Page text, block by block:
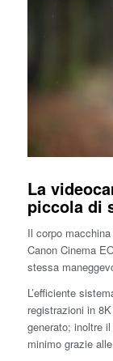
La
piccola di
Il corpo
Canon Cinema
stessa
L’efficiente
registrazioni in
generato; inoltre
minimo grazie